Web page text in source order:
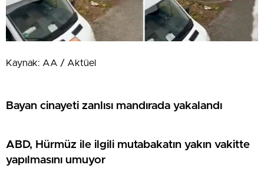
Kaynak: AA / Aktüel
Bayan cinayeti zanlısı mandırada yakalandı
ABD, Hürmüz ile ilgili mutabakatın yakın vakitte
yapılmasını umuyor